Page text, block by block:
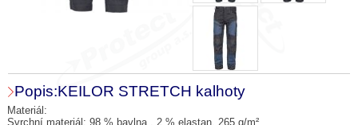
Popis:KEILOR STRETCH kalhoty
Materiál:
Svrchní materiál: 98 % bavlna , 2 % elastan, 265 g/m²